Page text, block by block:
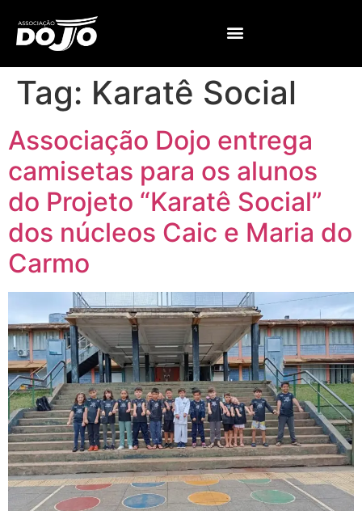
Tag: Karatê Social
Associação Dojo entrega
camisetas para os alunos
do Projeto “Karatê Social”
dos núcleos Caic e Maria do
Carmo